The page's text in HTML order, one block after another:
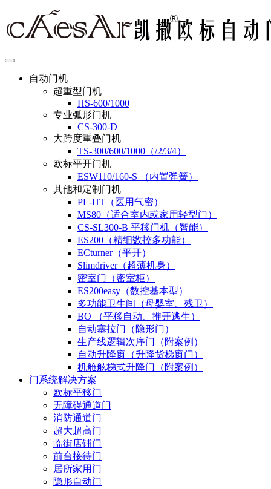
自动门机
超重型门机
HS-600/1000
专业弧形门机
CS-300-D
大跨度重叠门机
TS-300/600/1000（/2/3/4）
欧标平开门机
ESW110/160-S （内置弹簧）
其他和定制门机
PL-HT（医用气密）
MS80（适合室内或家用轻型门）
CS-SL300-B 平移门机（智能）
ES200（精细数控多功能）
ECturner（平开）
Slimdriver（超薄机身）
密室门（密室柜）
ES200easy（数控基本型）
多功能卫生间（母婴室、残卫）
BO （平移自动、推开逃生）
自动塞拉门（隐形门）
生产线逻辑次序门（附案例）
自动升降窗（升降货梯窗门）
机舱舷梯式升降门（附案例）
门系统解决方案
欧标平移门
无障碍通道门
消防通道门
超大超高门
临街店铺门
前台接待门
居所家用门
隐形自动门